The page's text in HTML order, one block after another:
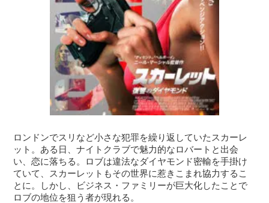
ロンドンでスリなど小さな犯罪を繰り返していたスカーレ
ット。ある日、ナイトクラブで魅力的なロバートと出会
い、恋に落ちる。ロブは違法なダイヤモンド密輸を手掛け
ていて、スカーレットもその世界に惹きこまれ協力するこ
とに。しかし、ビジネス・ファミリーが巨大化したことで
ロブの地位を狙う者が現れる。